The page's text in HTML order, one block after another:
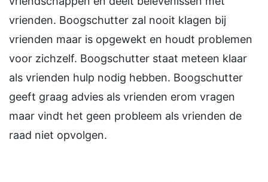
vrienden. Boogschutter zal nooit klagen bij
vrienden maar is opgewekt en houdt problemen
voor zichzelf. Boogschutter staat meteen klaar
als vrienden hulp nodig hebben. Boogschutter
geeft graag advies als vrienden erom vragen
maar vindt het geen probleem als vrienden de
raad niet opvolgen.